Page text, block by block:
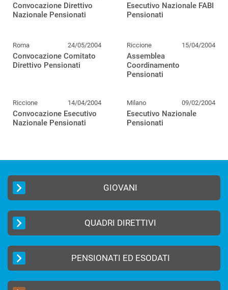
Convocazione Direttivo
Nazionale Pensionati
Esecutivo Nazionale FABI
Pensionati
Roma 24/05/2004
Convocazione Comitato
Direttivo Pensionati
Riccione 15/04/2004
Assemblea
Coordinamento
Pensionati
Riccione 14/04/2004
Convocazione Esecutivo
Nazionale Pensionati
Milano 09/02/2004
Esecutivo Nazionale
Pensionati
GIOVANI
QUADRI DIRETTIVI
PENSIONATI ED ESODATI